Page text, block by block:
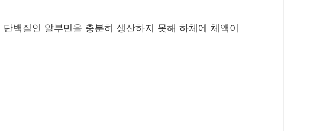
백질인 알부민을 충분히 생산하지 못해 하체에 체액이